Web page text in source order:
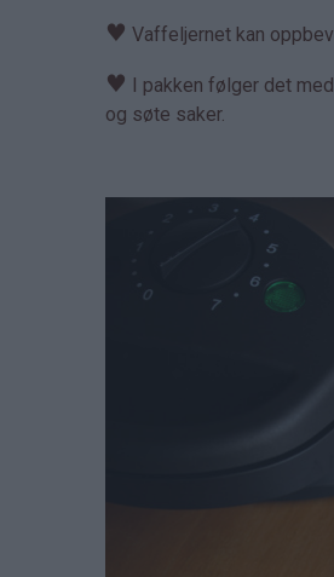
♥ Vaffeljernet kan
♥ I pakken følger det
og søte saker.